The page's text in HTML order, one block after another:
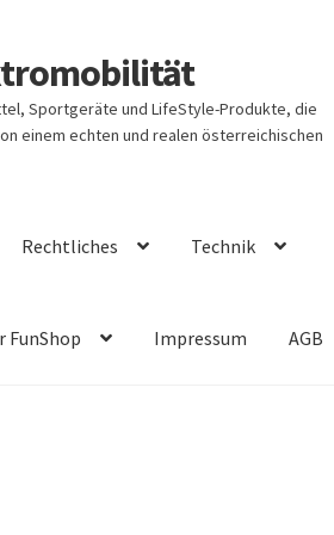
Sportgeräte und LifeStyle-Produkte, die
einem echten und realen österreichischen
Rechtliches Technik
FunShop Impressum AGB